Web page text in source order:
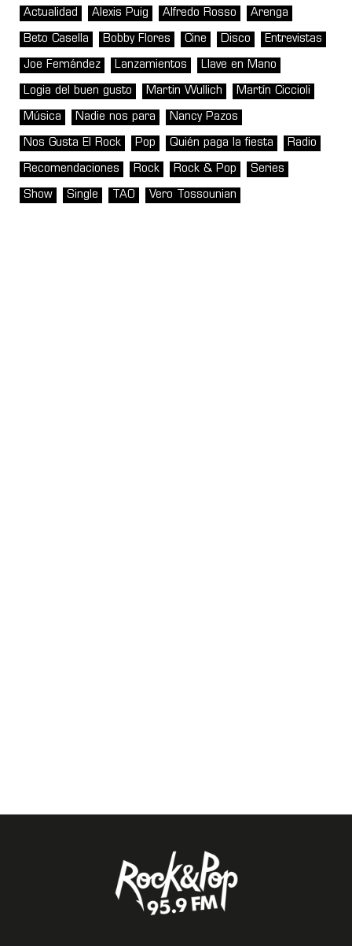
Actualidad Alexis Puig Alfredo Rosso Arenga
Beto Casella Bobby Flores Cine Disco Entrevistas
Joe Fernández Lanzamientos Llave en Mano
Logia del buen gusto Martin Wullich Martín Ciccioli
Música Nadie nos para Nancy Pazos
Nos Gusta El Rock Pop Quién paga la fiesta Radio
Recomendaciones Rock Rock & Pop Series
Show Single TAO Vero Tossounian